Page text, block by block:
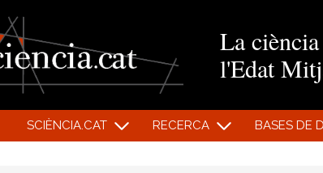
La
l'Edat
SCIÈNCIA.CAT RECERCA BASES DE